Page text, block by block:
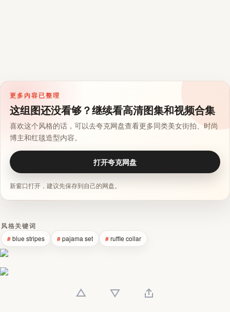
更多内容已整理
这组图还没看够？继续看高清图集和视频合集
喜欢这个风格的话，可以去夸克网盘查看更多同类美女街拍、时尚
博主和红毯造型内容。
打开夸克网盘
新窗口打开，建议先保存到自己的网盘。
风格关键词
blue stripes pajama set ruffle collar